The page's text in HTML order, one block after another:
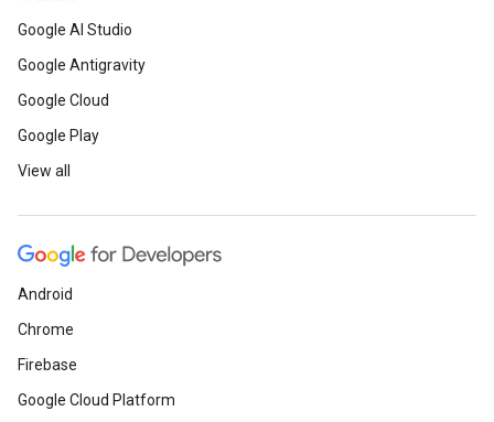
Google AI Studio
Google Antigravity
Google Cloud
Google Play
View all
Android
Chrome
Firebase
Google Cloud Platform